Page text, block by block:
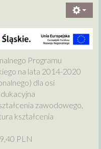
Programu
na lata 2014-2020
dla osi
zawodowego,
kształcenia
PLN